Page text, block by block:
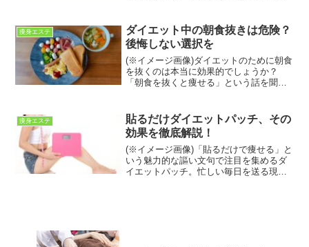
このアイテムがあなたの救世主になるか
もしれません。ダイエ...
痩身エステ
ダイエット中の朝食抜きは危険？
後悔しない選択を
(※イメージ画像)ダイエットのために朝食
を抜くのは本当に効果的でしょうか？
「朝食を抜くと痩せる」という話を聞い
す。この記事では、朝食抜きのダイエッ
トが体に及ぼす影響から...
痩身エステ
貼るだけダイエットパッチ、その
効果を徹底解説！
(※イメージ画像)「貼るだけで痩せる」と
いう魅力的な謳い文句で注目を集めるダ
イエットパッチ。忙しい毎日を送る現代